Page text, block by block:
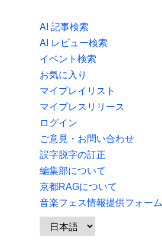
AI 記事検索
AI レビュー検索
イベント検索
お気に入り
マイプレイリスト
マイプレスリリース
ログイン
ご意見・お問い合わせ
誤字脱字の訂正
編集部について
京都RAGについて
音楽フェス情報提供フォーム